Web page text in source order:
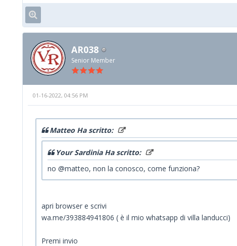
AR038
Senior Member
01-16-2022, 04:56 PM
Matteo Ha scritto:
Your Sardinia Ha scritto:
no @matteo, non la conosco, come funziona?
apri browser e scrivi
wa.me/393884941806 ( è il mio whatsapp di villa landucci)
Premi invio